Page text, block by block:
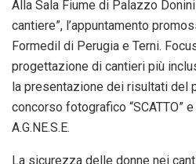
Alla Sala Fiume di Palazzo
cantiere”, l’appuntamento
Formedil di Perugia e Terni.
progettazione di cantieri più
la presentazione dei risultati del
concorso fotografico “SCATTO”
A.G.NE.S.E.
La sicurezza delle donne nei